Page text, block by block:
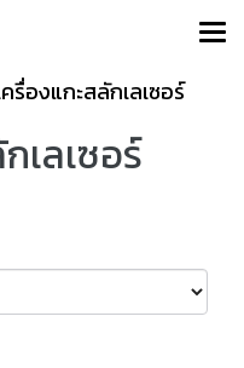
ครื่องแกะสลักเลเซอร์
เลเซอร์